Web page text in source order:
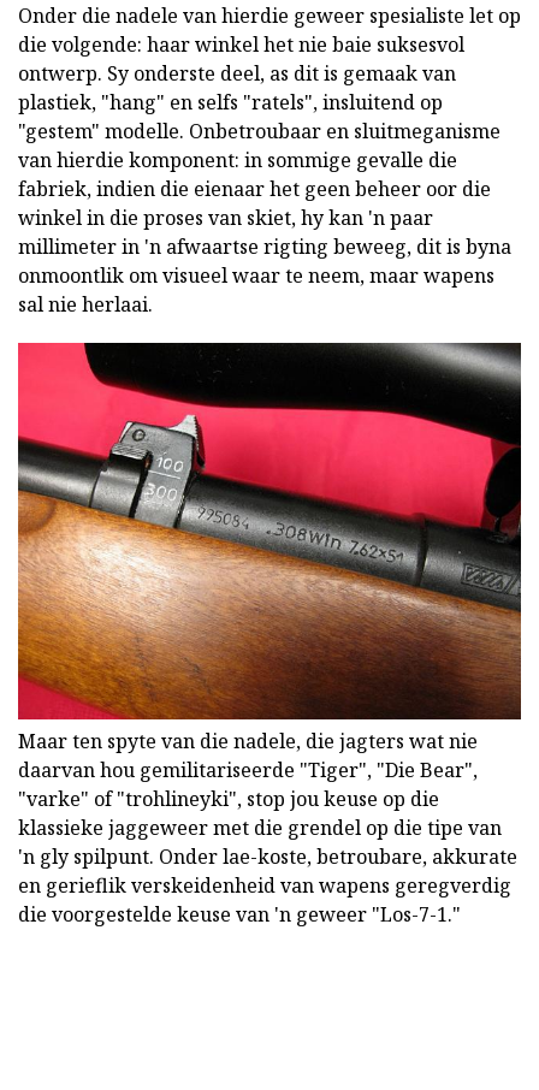
Onder die nadele van hierdie geweer spesialiste let op
die volgende: haar winkel het nie baie suksesvol
ontwerp. Sy onderste deel, as dit is gemaak van
plastiek, "hang" en selfs "ratels", insluitend op
"gestem" modelle. Onbetroubaar en sluitmeganisme
van hierdie komponent: in sommige gevalle die
fabriek, indien die eienaar het geen beheer oor die
winkel in die proses van skiet, hy kan 'n paar
millimeter in 'n afwaartse rigting beweeg, dit is byna
onmoontlik om visueel waar te neem, maar wapens
sal nie herlaai.
Maar ten spyte van die nadele, die jagters wat nie
daarvan hou gemilitariseerde "Tiger", "Die Bear",
"varke" of "trohlineyki", stop jou keuse op die
klassieke jaggeweer met die grendel op die tipe van
'n gly spilpunt. Onder lae-koste, betroubare, akkurate
en gerieflik verskeidenheid van wapens geregverdig
die voorgestelde keuse van 'n geweer "Los-7-1."